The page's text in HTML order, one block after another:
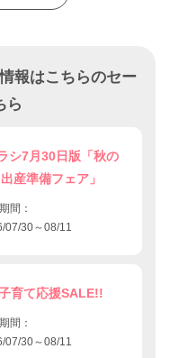
報はこちらのセー
ら
シ7月30日版「秋の
出産準備フェア」
間：
07/30～08/11
育て応援SALE!!
間：
07/30～08/11